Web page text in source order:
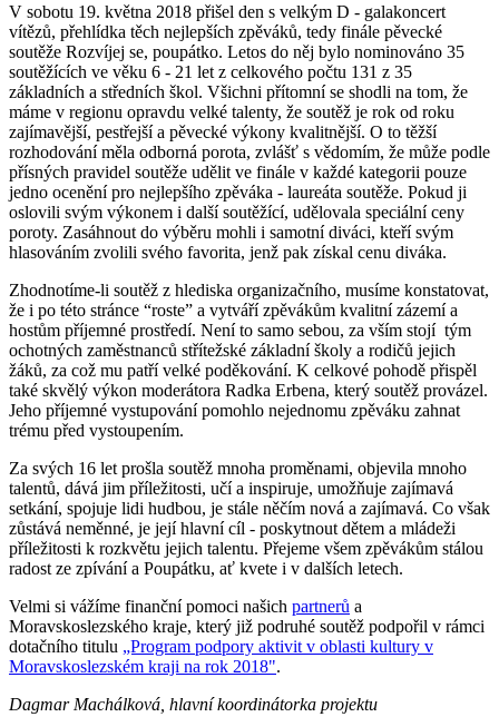
V sobotu 19. května 2018 přišel den s velkým D - galakoncert
vítězů, přehlídka těch nejlepších zpěváků, tedy finále pěvecké
soutěže Rozvíjej se, poupátko. Letos do něj bylo nominováno 35
soutěžících ve věku 6 - 21 let z celkového počtu 131 z 35
základních a středních škol. Všichni přítomní se shodli na tom, že
máme v regionu opravdu velké talenty, že soutěž je rok od roku
zajímavější, pestřejší a pěvecké výkony kvalitnější. O to těžší
rozhodování měla odborná porota, zvlášť s vědomím, že může podle
přísných pravidel soutěže udělit ve finále v každé kategorii pouze
jedno ocenění pro nejlepšího zpěváka - laureáta soutěže. Pokud ji
oslovili svým výkonem i další soutěžící, udělovala speciální ceny
poroty. Zasáhnout do výběru mohli i samotní diváci, kteří svým
hlasováním zvolili svého favorita, jenž pak získal cenu diváka.
Zhodnotíme-li soutěž z hlediska organizačního, musíme konstatovat,
že i po této stránce “roste” a vytváří zpěvákům kvalitní zázemí a
hostům příjemné prostředí. Není to samo sebou, za vším stojí tým
ochotných zaměstnanců střítežské základní školy a rodičů jejich
žáků, za což mu patří velké poděkování. K celkové pohodě přispěl
také skvělý výkon moderátora Radka Erbena, který soutěž provázel.
Jeho příjemné vystupování pomohlo nejednomu zpěváku zahnat
trému před vystoupením.
Za svých 16 let prošla soutěž mnoha proměnami, objevila mnoho
talentů, dává jim příležitosti, učí a inspiruje, umožňuje zajímavá
setkání, spojuje lidi hudbou, je stále něčím nová a zajímavá. Co však
zůstává neměnné, je její hlavní cíl - poskytnout dětem a mládeži
příležitosti k rozkvětu jejich talentu. Přejeme všem zpěvákům stálou
radost ze zpívání a Poupátku, ať kvete i v dalších letech.
Velmi si vážíme finanční pomoci našich partnerů a
Moravskoslezského kraje, který již podruhé soutěž podpořil v rámci
dotačního titulu „Program podpory aktivit v oblasti kultury v
Moravskoslezském kraji na rok 2018".
Dagmar Machálková, hlavní koordinátorka projektu